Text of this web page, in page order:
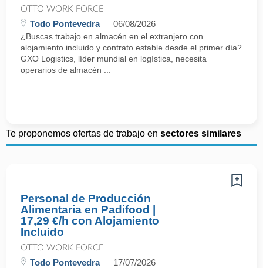
OTTO WORK FORCE
Todo Pontevedra 06/08/2026
¿Buscas trabajo en almacén en el extranjero con
alojamiento incluido y contrato estable desde el primer día?
GXO Logistics, líder mundial en logística, necesita
operarios de almacén ...
Te proponemos ofertas de trabajo en sectores similares
Personal de Producción
Alimentaria en Padifood |
17,29 €/h con Alojamiento
Incluido
OTTO WORK FORCE
Todo Pontevedra 17/07/2026